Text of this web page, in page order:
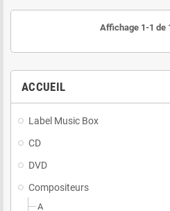
ACCUEIL
Label Music Box
CD
DVD
Compositeurs
A
Affichage 1-1 de